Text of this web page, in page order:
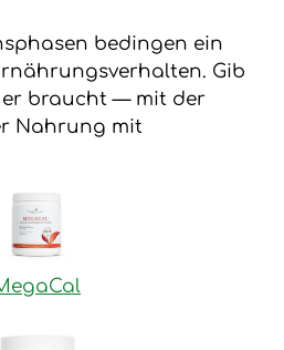
bedingen ein
Gib
er braucht — mit der
Nahrung mit